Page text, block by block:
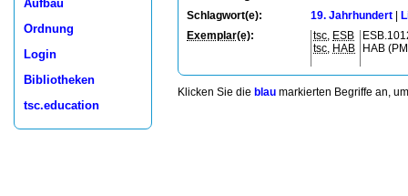
Aufbau
Ordnung
Login
Bibliotheken
tsc.education
Schlagwort(e):
19. Jahrhundert
Exemplar(e): tsc ESB
tsc
HAB HAB
Klicken Sie die blau markierten Begriffe an,